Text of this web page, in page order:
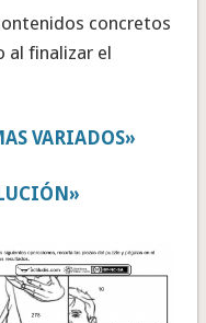
concretos
al finalizar el
VARIADOS»